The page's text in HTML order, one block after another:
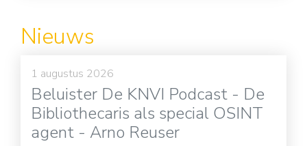
Nieuws
1 augustus 2026
Beluister De KNVI Podcast - De
Bibliothecaris als special OSINT
agent - Arno Reuser